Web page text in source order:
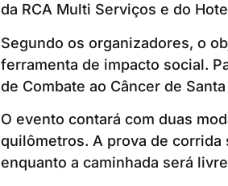
da RCA Multi Serviços e do
Segundo os organizadores, o
ferramenta de impacto social.
de Combate ao Câncer de Santa
O evento contará com duas
quilômetros. A prova de corrida
enquanto a caminhada será